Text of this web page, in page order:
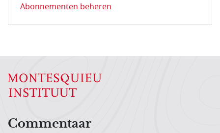
Abonnementen beheren
Hoofdnavigatiemenu
Commentaar